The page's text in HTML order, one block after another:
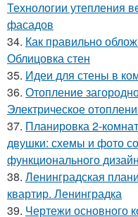
Технологии утепления
фасадов
34. Как правильно
Облицовка стен
35. Идеи для стены в
36. Отопление
Электрическое
37. Планировка 2-
двушки: схемы и фото
функционального
38. Ленинградская
квартир. Ленинградка
39. Чертежи основного